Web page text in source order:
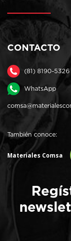
CONTACTO
(81) 8190-
WhatsApp
También conoce:
Materiales Comsa